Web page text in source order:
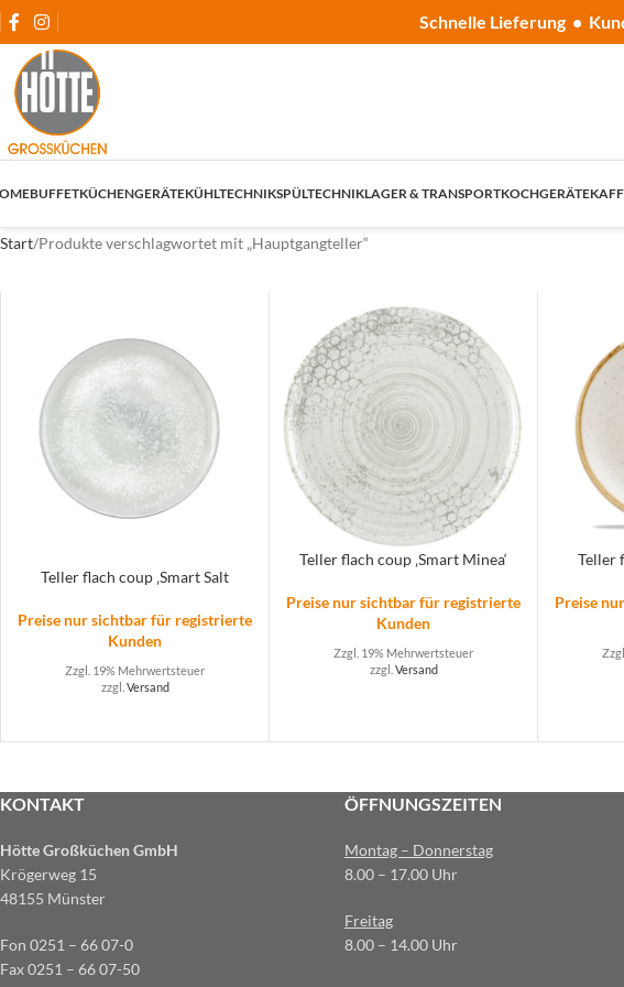
Schnelle Lieferung •
BUFFETKÜCHENGERÄTEKÜHLTECHNIKSPÜLTECHNIKLAGER & TRANSPORTKOCHGERÄTE
Start Produkte verschlagwortet mit „Hauptgangteller“
Teller flach coup ‚Smart Salt
Preise nur sichtbar für registrierte
Kunden
Zzgl. 19% Mehrwertsteuer
zzgl. Versand
Teller flach coup ‚Smart Minea‘
Preise nur sichtbar für registrierte
Kunden
Zzgl. 19% Mehrwertsteuer
zzgl. Versand
Teller
Preise
KONTAKT
Hötte Großküchen GmbH
Krögerweg 15
48155 Münster
Fon 0251 – 66 07-0
Fax 0251 – 66 07-50
ÖFFNUNGSZEITEN
Montag – Donnerstag
8.00 – 17.00 Uhr
Freitag
8.00 – 14.00 Uhr